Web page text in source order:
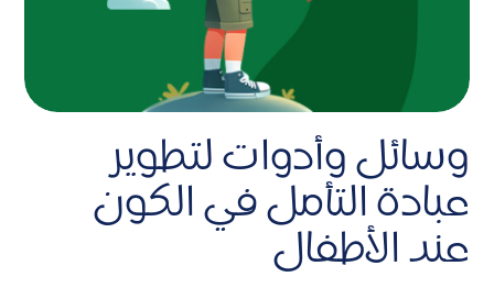
وسائل وأدوات لتطوير
عبادة التأمل في الكون
عند الأطفال